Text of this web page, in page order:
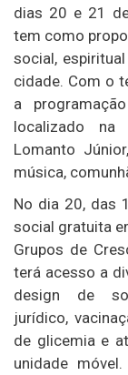
dias 20 e 21
tem como
social,
cidade. Com o
a
localizado na
Lomanto
música,
No dia 20, das
social gratuita
Grupos de
terá acesso a
design de
jurídico,
de glicemia e
unidade